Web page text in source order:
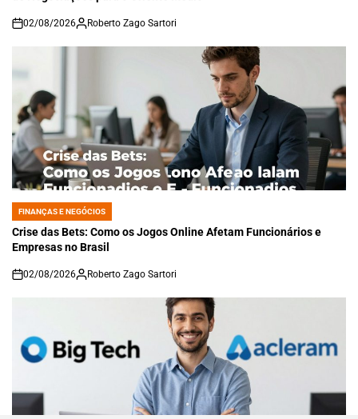
on
02/08/2026 Roberto Zago Sartori
POSTED
IN
FINANÇAS E NEGÓCIOS
Crise das Bets: Como os Jogos Online Afetam Funcionários e
Empresas no Brasil
on
02/08/2026 Roberto Zago Sartori